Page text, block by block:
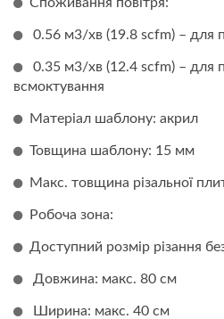
0.56 м3/хв (19.8 scfm) – для
0.35 м3/хв (12.4 scfm) – для
всмоктування
Матеріал шаблону: акрил
Товщина шаблону: 15 мм
Макс. товщина різальної
Робоча зона:
Доступний розмір різання
Довжина: макс. 80 см
Ширина: макс. 40 см